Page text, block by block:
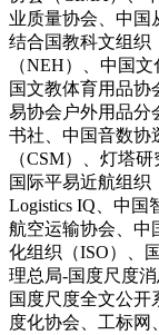
业质量协会、中国
结合国教科文组织
（NEH）、中国
国文教体育用品协
易协会户外用品分
书社、中国音数协
（CSM）、灯塔
国际平易近航组织
Logistics IQ、中国
航空运输协会、中
化组织（ISO）、
理总局-国度尺度
国度尺度全文公开
度化协会、工标网